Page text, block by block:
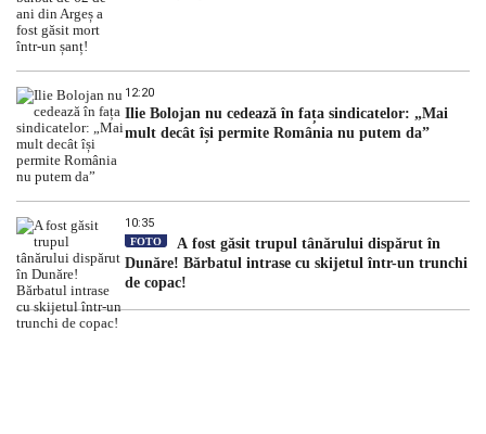
12:20
Ilie Bolojan nu cedează în fața sindicatelor: „Mai
mult decât își permite România nu putem da”
10:35
FOTO
A fost găsit trupul tânărului dispărut în
Dunăre! Bărbatul intrase cu skijetul într-un trunchi
de copac!